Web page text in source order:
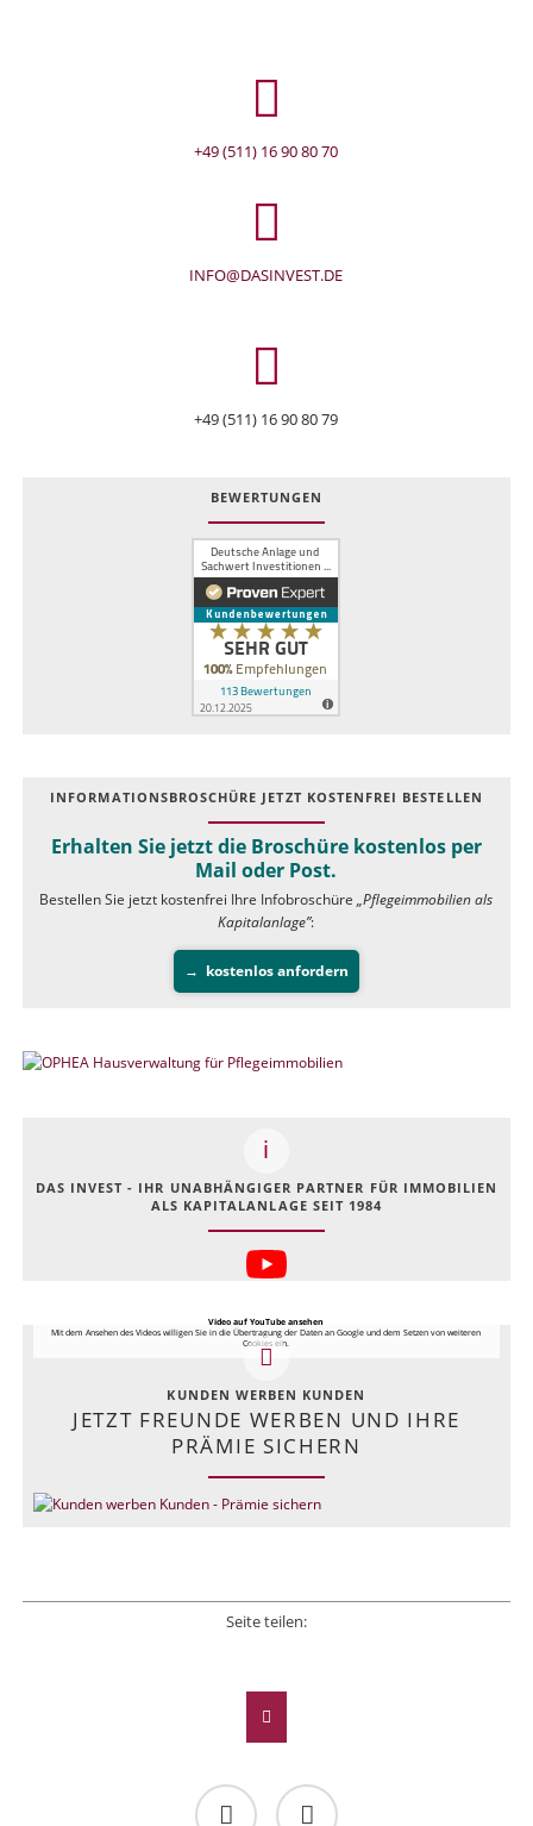
+49 (511) 16 90 80 70
INFO@DASINVEST.DE
+49 (511) 16 90 80 79
BEWERTUNGEN
INFOR­MATIONS­BROSCHÜRE JETZT KOSTEN­FREI BESTELLEN
Erhalten Sie jetzt die Broschüre kostenlos per
Mail oder Post.
Bestellen Sie jetzt kostenfrei Ihre Infobroschüre„Pflegeimmobilien als
Kapitalanlage”:
kostenlos anfordern
DAS INVEST - IHR UNABHÄNGIGER PARTNER FÜR IMMOBILIEN
ALS KAPITALANLAGE SEIT 1984
Video auf YouTube ansehen
Mit dem Ansehen des Videos willigen Sie in die Übertragung der Daten an Google und dem Setzen von weiteren
Cookies ein.
KUNDEN WERBEN KUNDEN
JETZT FREUNDE WERBEN UND IHRE
PRÄMIE SICHERN
Seite teilen: